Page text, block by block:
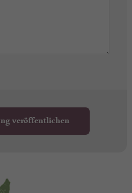
veröffentlichen